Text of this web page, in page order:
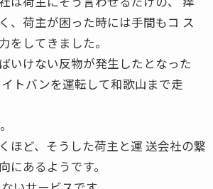
、荷主が困った時には手間もコ ス
をしてきました。
いけない反物が発生したとなった
トバンを運転して和歌山まで走
ほど、そうした荷主と運 送会社の繋
にあるようです。